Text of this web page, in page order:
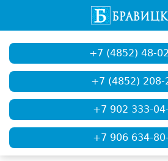
+7 (4852) 48-
+7 (4852) 208-
+7 902 333-
+7 906 634-